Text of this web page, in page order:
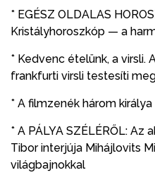
* EGÉSZ OLDALAS
Kristályhoroszkóp — a
* Kedvenc ételünk, a
frankfurti virsli testesíti
* A filmzenék három
* A PÁLYA SZÉLÉRŐL: Az
Tibor interjúja Mihájlovits
világbajnokkal